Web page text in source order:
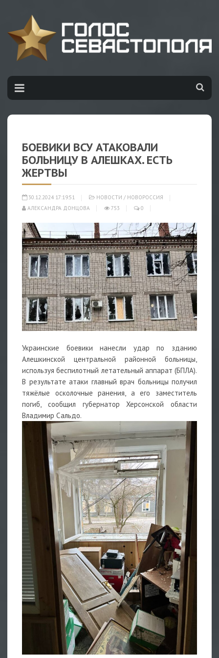
БОЕВИКИ ВСУ АТАКОВАЛИ
БОЛЬНИЦУ В АЛЕШКАХ. ЕСТЬ
ЖЕРТВЫ
30.12.2024 17:19:51 НОВОСТИ / НОВОРОССИЯ
АЛЕКСАНДРА ДОНЦОВА
753 0
Украинские боевики нанесли удар по зданию
Алешкинской центральной районной больницы,
используя беспилотный летательный аппарат (БПЛА).
В результате атаки главный врач больницы получил
тяжёлые осколочные ранения, а его заместитель
погиб, сообщил губернатор Херсонской области
Владимир Сальдо.